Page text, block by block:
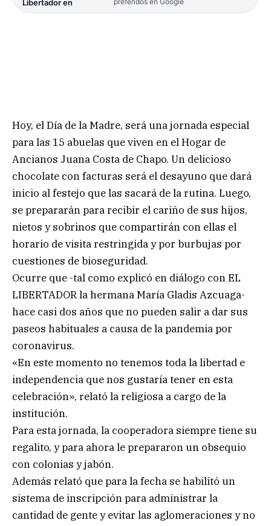
Libertador en
Hoy, el Día de la Madre, será una jornada especial
para las 15 abuelas que viven en el Hogar de
Ancianos Juana Costa de Chapo. Un delicioso
chocolate con facturas será el desayuno que dará
inicio al festejo que las sacará de la rutina. Luego,
se prepararán para recibir el cariño de sus hijos,
nietos y sobrinos que compartirán con ellas el
horario de visita restringida y por burbujas por
cuestiones de bioseguridad.
Ocurre que -tal como explicó en diálogo con EL
LIBERTADOR la hermana María Gladis Azcuaga-
hace casi dos años que no pueden salir a dar sus
paseos habituales a causa de la pandemia por
coronavirus.
«En este momento no tenemos toda la libertad e
independencia que nos gustaría tener en esta
celebración», relató la religiosa a cargo de la
institución.
Para esta jornada, la cooperadora siempre tiene su
regalito, y para ahora le prepararon un obsequio
con colonias y jabón.
Además relató que para la fecha se habilitó un
sistema de inscripción para administrar la
cantidad de gente y evitar las aglomeraciones y no